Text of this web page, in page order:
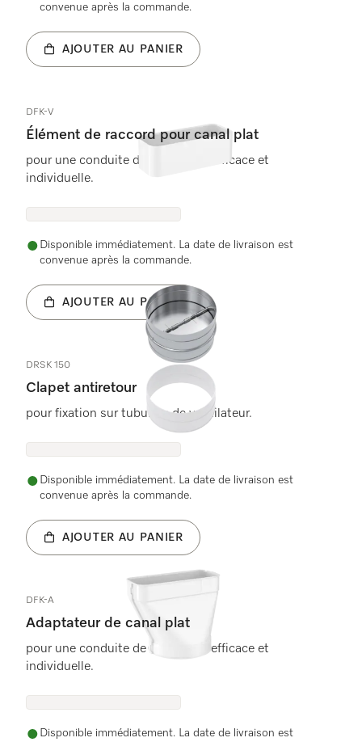
convenue après la commande.
AJOUTER AU PANIER
DFK-V
Élément de raccord pour canal plat
pour une conduite de l&apos;air efficace et
individuelle.
Disponible immédiatement. La date de livraison est
convenue après la commande.
AJOUTER AU PANIER
DRSK 150
Clapet antiretour
pour fixation sur tubulure de ventilateur.
Disponible immédiatement. La date de livraison est
convenue après la commande.
AJOUTER AU PANIER
DFK-A
Adaptateur de canal plat
pour une conduite de l&apos;air efficace et
individuelle.
Disponible immédiatement. La date de livraison est